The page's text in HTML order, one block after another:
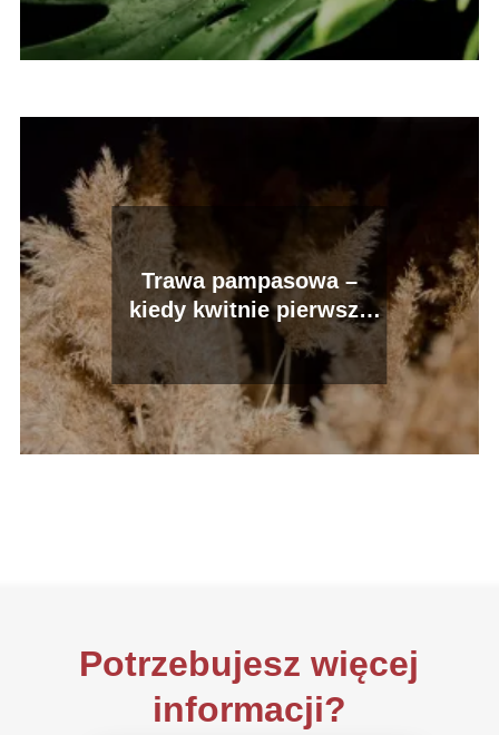
Trawa pampasowa –
kiedy kwitnie pierwszy
raz?
Potrzebujesz więcej
informacji?